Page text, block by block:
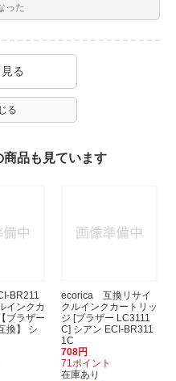
った
る
る
商品も見ています
BR211
インクカ
ブラザー
換】 シ
ecorica 互換リサイ
クルインクカートリッ
ジ [ブラザー LC3111
C] シアン ECI-BR311
1C
708円
71ポイント
在庫あり